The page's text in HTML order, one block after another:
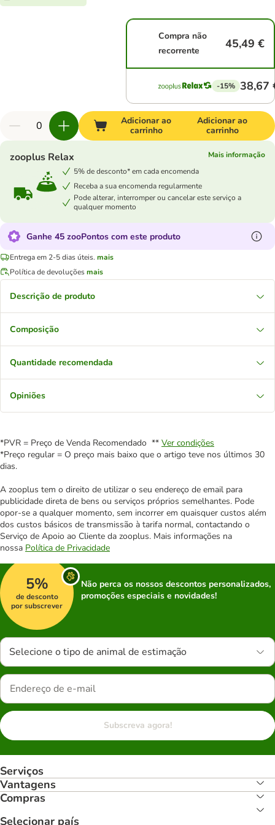
Compra não
recorrente
45,49 €
-15% 38,67
Adicionar ao
carrinho
Adicionar ao
carrinho
zooplus Relax
Mais informação
5% de desconto* em cada encomenda
Receba a sua encomenda regularmente
Pode alterar, interromper ou cancelar este serviço a
qualquer momento
Ganhe 45 zooPontos com este produto
Entrega em 2-5 dias úteis. mais
Política de devoluçõesmais
Descrição de produto
Composição
Quantidade recomendada
Opiniões
*PVR = Preço de Venda Recomendado ** Ver condições
*Preço regular = O preço mais baixo que o artigo teve nos últimos 30
dias.
A zooplus tem o direito de utilizar o seu endereço de email para
publicidade direta de bens ou serviços próprios semelhantes. Pode
opor-se a qualquer momento, sem incorrer em quaisquer custos além
dos custos básicos de transmissão à tarifa normal, contactando o
Serviço de Apoio ao Cliente da zooplus. Mais informações na
nossa Política de Privacidade
5%
de desconto
por subscrever
Não perca os nossos descontos personalizados,
promoções especiais e novidades!
Selecione o tipo de animal de estimação
Subscreva agora!
Serviços
Vantagens
Compras
Selecionar país